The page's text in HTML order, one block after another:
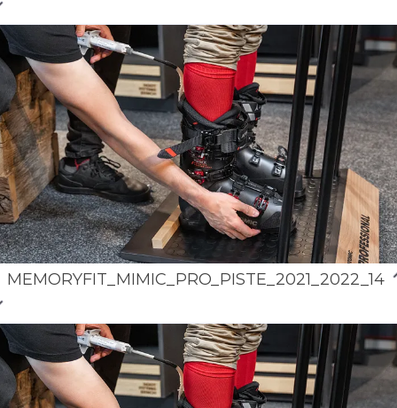
MEMORYFIT_MIMIC_PRO_PISTE_2021_2022_14